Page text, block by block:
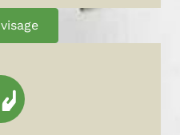
corps